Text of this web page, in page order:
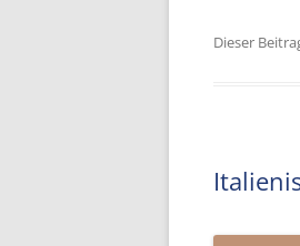
Dieser